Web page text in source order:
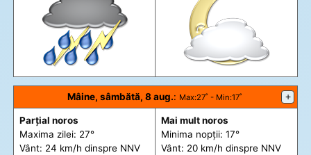
Mâine, sâmbătă, 8 aug.: Max:27˚ - Min:17˚ +
Parțial noros
Maxima zilei: 27°
Vânt: 24 km/h dinspre NNV
Mai mult noros
Minima nopții: 17°
Vânt: 20 km/h dinspre NNV